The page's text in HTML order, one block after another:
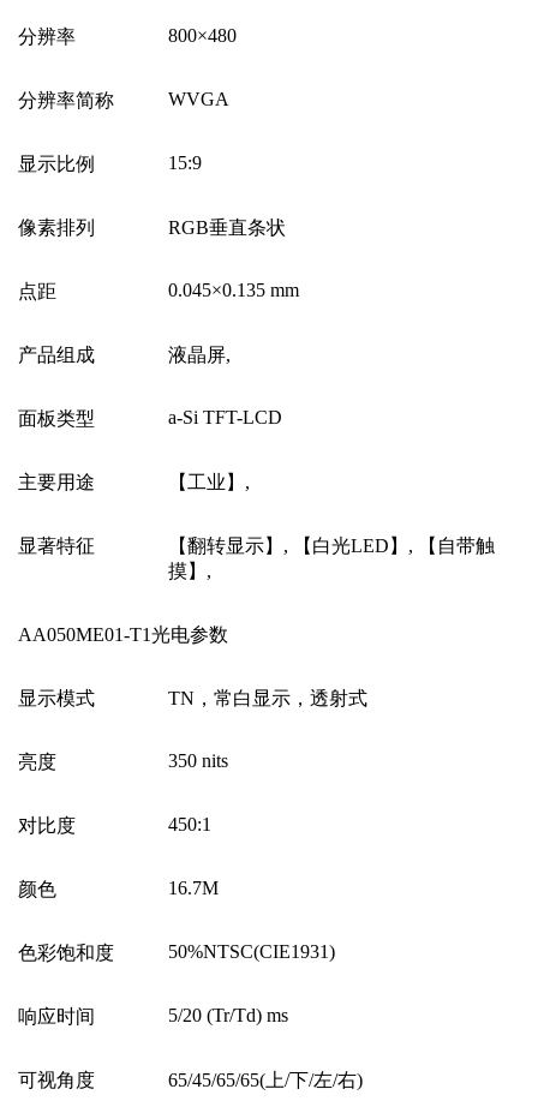
分辨率 800×480
分辨率简称 WVGA
显示比例 15:9
像素排列 RGB垂直条状
点距 0.045×0.135 mm
产品组成 液晶屏,
面板类型 a-Si TFT-LCD
主要用途 【工业】 ,
显著特征 【翻转显示】 , 【白光LED 】 ,
【自带触
摸】 ,
AA050ME01-T1光电参数
显示模式 TN ，常白显示，透射式
亮度 350 nits
对比度 450:1
颜色 16.7M
色彩饱和度 50%NTSC(CIE1931)
响应时间 5/20 (Tr/Td) ms
可视角度 65/45/65/65(上/下/左/右)